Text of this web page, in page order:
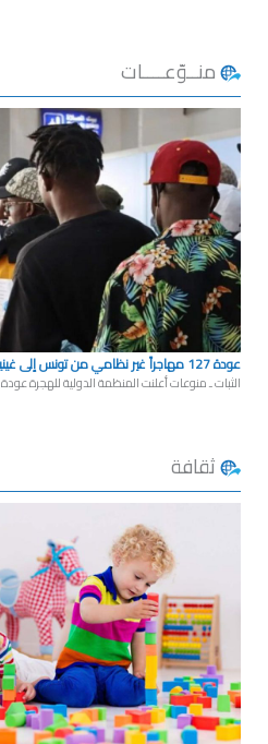
منــوّعــــات
عودة 127 مهاجراً غير نظامي من تونس إلى غينيا ضمن برنامج العودة الطوعية
الثبات ـ منوعات أعلنت المنظمة الدولية للهجرة عودة 127 مهاجراً غير ...
ثقافة